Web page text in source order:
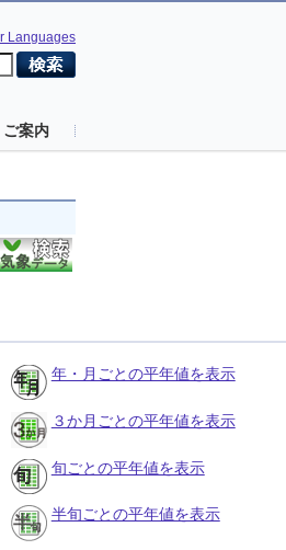
Languages
案内
年・月ごとの平年値を表示
３か月ごとの平年値を表示
旬ごとの平年値を表示
半旬ごとの平年値を表示